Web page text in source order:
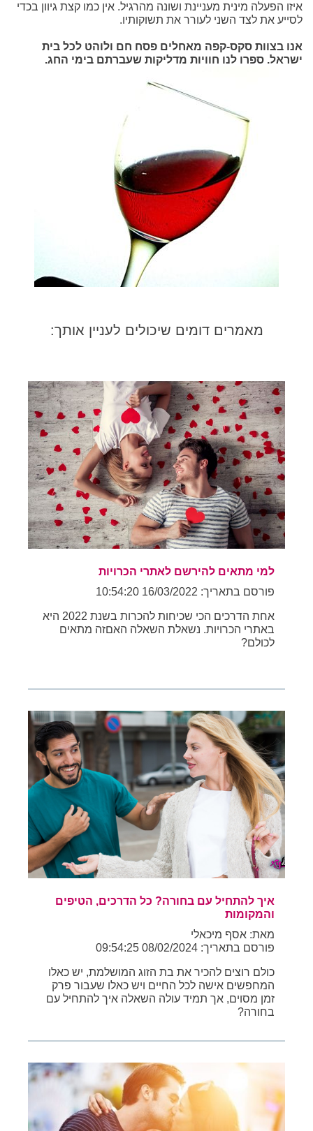
איזו הפעלה מינית מעניינת ושונה מהרגיל. אין כמו קצת גיוון בכדי
לסייע את לצד השני לעורר את תשוקותיו.
אנו בצוות סקס-קפה מאחלים פסח חם ולוהט לכל בית
ישראל. ספרו לנו חוויות מדליקות שעברתם בימי החג.
מאמרים דומים שיכולים לעניין אותך:
למי מתאים להירשם לאתרי הכרויות
פורסם בתאריך: 16/03/2022 10:54:20
אחת הדרכים הכי שכיחות להכרות בשנת 2022 היא
באתרי הכרויות. נשאלת השאלה האםזה מתאים
לכולם?
איך להתחיל עם בחורה? כל הדרכים, הטיפים
והמקומות
מאת: אסף מיכאלי
פורסם בתאריך: 08/02/2024 09:54:25
כולם רוצים להכיר את בת הזוג המושלמת, יש כאלו
המחפשים אישה לכל החיים ויש כאלו שעבור פרק
זמן מסוים, אך תמיד עולה השאלה איך להתחיל עם
בחורה?